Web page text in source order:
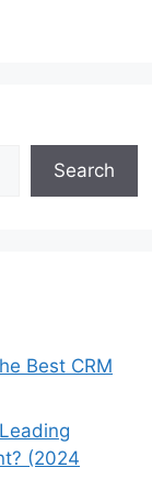
Search
Best CRM
(2024